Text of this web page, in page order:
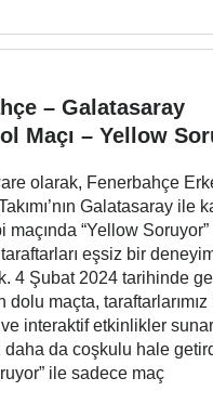
– Galatasaray
Maçı – Yellow
olarak, Fenerbahçe
Galatasaray ile
maçında “Yellow Soruyor”
eşsiz bir
4 Şubat 2024 tarihinde
dolu maçta, taraftarlarımız
ve interaktif etkinlikler
daha da coşkulu hale
ile sadece maç